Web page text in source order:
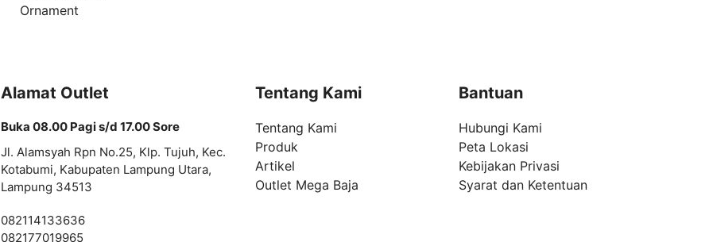
Ornament
Alamat Outlet
Buka 08.00 Pagi s/d 17.00 Sore
Jl. Alamsyah Rpn No.25, Klp. Tujuh, Kec.
Kotabumi, Kabupaten Lampung Utara,
Lampung 34513
082114133636
082177019965
Tentang Kami
Tentang Kami
Produk
Artikel
Outlet Mega Baja
Bantuan
Hubungi Kami
Peta Lokasi
Kebijakan Privasi
Syarat dan Ketentuan